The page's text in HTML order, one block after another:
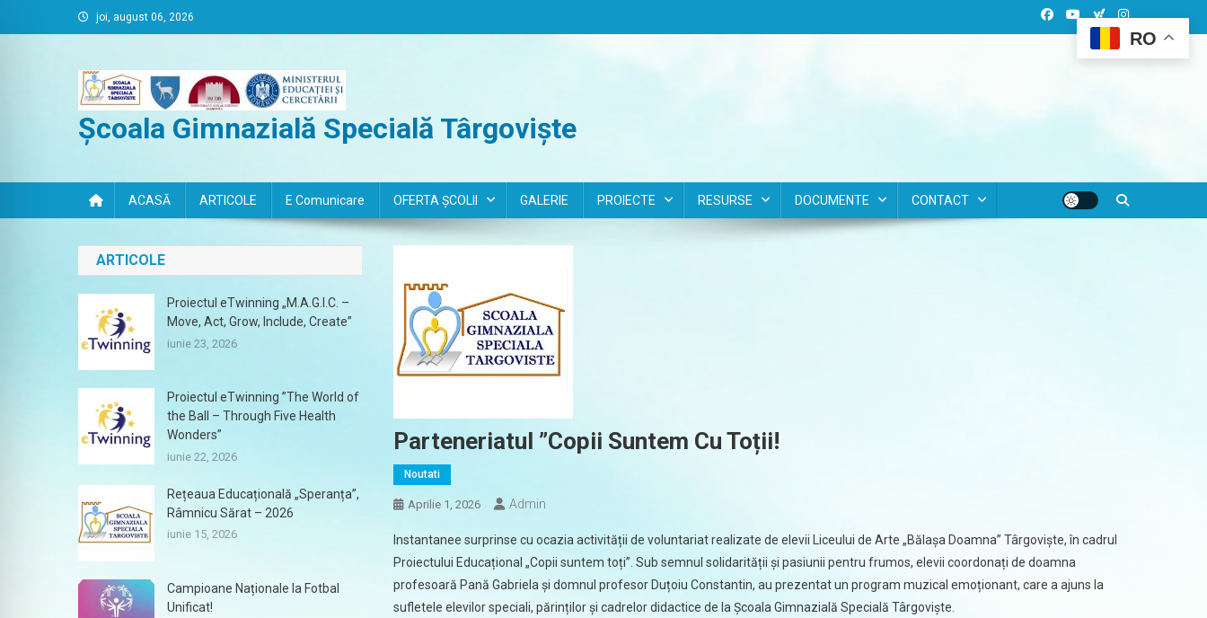
to
joi, august 06, 2026
Școala Gimnazială Specială Târgoviște
ACASĂ ARTICOLE E Comunicare OFERTA ȘCOLII GALERIE PROIECTE RESURSE DOCUMENTE CONTACT
Parteneriatul ”Copii Suntem Cu Toții!
Noutati
Aprilie 1, 2026 Admin
Instantanee surprinse cu ocazia activității de voluntariat realizate de elevii Liceului de Arte „Bălașa Doamna” Târgoviște, în cadrul
Proiectului Educațional „Copii suntem toți”. Sub semnul solidarității și pasiunii pentru frumos, elevii coordonați de doamna
profesoară Pană Gabriela și domnul profesor Duțoiu Constantin, au prezentat un program muzical emoționant, care a ajuns la
sufletele elevilor speciali, părinților și cadrelor didactice de la Școala Gimnazială Specială Târgoviște.
ARTICOLE
Proiectul eTwinning „M.A.G.I.C. –
Move, Act, Grow, Include, Create”
iunie 23, 2026
Proiectul eTwinning ”The World of
the Ball – Through Five Health
Wonders”
iunie 22, 2026
Rețeaua Educațională „Speranța”,
Râmnicu Sărat – 2026
iunie 15, 2026
Campioane Naționale la Fotbal
Unificat!
RO